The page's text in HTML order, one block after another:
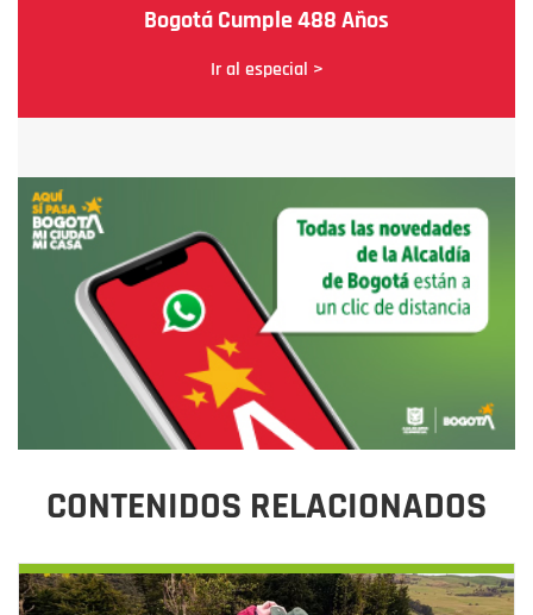
Bogotá Cumple 488 Años
Ir al especial >
CONTENIDOS RELACIONADOS